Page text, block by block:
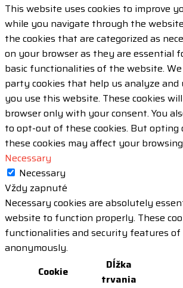
This website uses cookies to improve
while you navigate through the
the cookies that are categorized as
on your browser as they are essential
basic functionalities of the website.
party cookies that help us analyze
you use this website. These cookies
browser only with your consent. You
to opt-out of these cookies. But opting
these cookies may affect your
Necessary
Necessary
Vždy zapnuté
Necessary cookies are absolutely
website to function properly. These
functionalities and security features
anonymously.
Cookie
Dĺžka
trvania